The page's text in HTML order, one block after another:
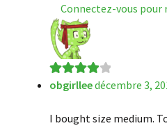
Connectez-vous pour
Note4sur
obgirlleedécembre 3,
I bought size medium.